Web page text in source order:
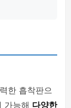
한 흡착판으
가능해 다양한